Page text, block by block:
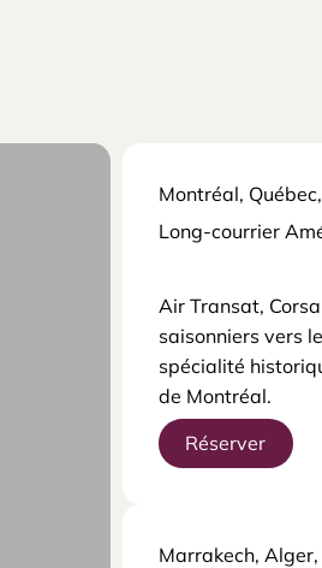
Montréal,
Long-courrier
Air Transat,
saisonniers vers
spécialité
de Montréal.
Réserver
Marrakech, Alger,